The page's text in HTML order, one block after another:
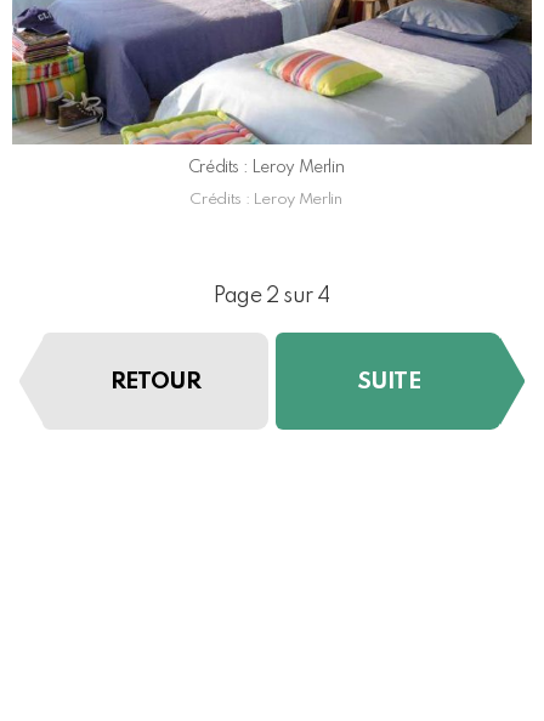
Crédits : Leroy Merlin
Crédits : Leroy Merlin
Page 2 sur 4
RETOUR SUITE